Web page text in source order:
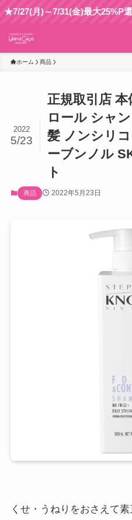
月)～7/31(金)最大25%P還元
ホーム 商品
正規取引店
ロール シャ
髪 ノンシリ
ーブンノル
ト
2022
5/23
商品 2022年5月23日
くせ・うねりをおさえて